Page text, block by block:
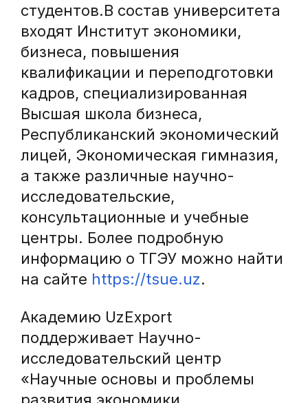
студентов.В состав университета
входят Институт экономики,
бизнеса, повышения
квалификации и переподготовки
кадров, специализированная
Высшая школа бизнеса,
Республиканский экономический
лицей, Экономическая гимназия,
а также различные научно-
исследовательские,
консультационные и учебные
центры. Более подробную
информацию о ТГЭУ можно найти
на сайте https://tsue.uz.
Академию UzExport
поддерживает Научно-
исследовательский центр
«Научные основы и проблемы